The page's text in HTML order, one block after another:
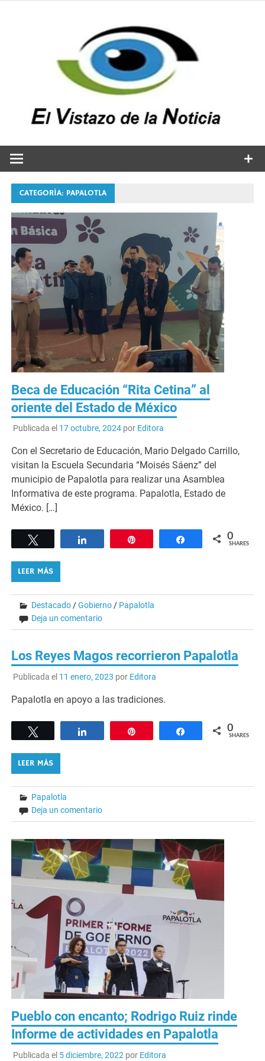
CATEGORÍA: PAPALOTLA
Beca de Educación “Rita Cetina” al
oriente del Estado de México
Publicada el 17 octubre, 2024por Editora
Con el Secretario de Educación, Mario Delgado Carrillo,
visitan la Escuela Secundaria “Moisés Sáenz” del
municipio de Papalotla para realizar una Asamblea
Informativa de este programa. Papalotla, Estado de
México. […]
Share 0
SHARES
LEER MÁS
Destacado/Gobierno/ Papalotla
Deja un comentario
Los Reyes Magos recorrieron Papalotla
Publicada el 11 enero, 2023 por Editora
Papalotla en apoyo a las tradiciones.
Share 0
SHARES
LEER MÁS
Papalotla
Deja un comentario
Pueblo con encanto; Rodrigo Ruiz rinde
Informe de actividades en Papalotla
Publicada el 5 diciembre, 2022 por Editora